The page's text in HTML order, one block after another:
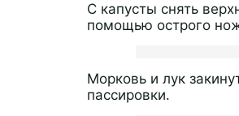
С капусты снять
помощью острого
Морковь и лук
пассировки.